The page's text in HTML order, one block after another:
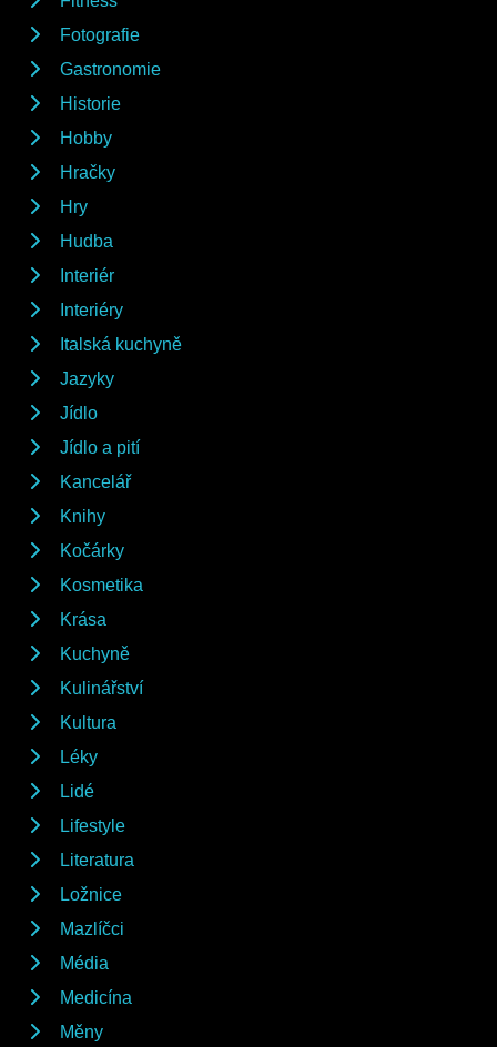
Fotografie
Gastronomie
Historie
Hobby
Hračky
Hry
Hudba
Interiér
Interiéry
Italská kuchyně
Jazyky
Jídlo
Jídlo a pití
Kancelář
Knihy
Kočárky
Kosmetika
Krása
Kuchyně
Kulinářství
Kultura
Léky
Lidé
Lifestyle
Literatura
Ložnice
Mazlíčci
Média
Medicína
Měny